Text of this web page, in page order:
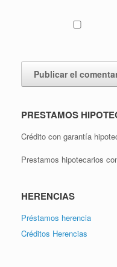
PRESTAMOS
Crédito con garantía
Prestamos hipotecarios
HERENCIAS
Préstamos herencia
Créditos Herencias